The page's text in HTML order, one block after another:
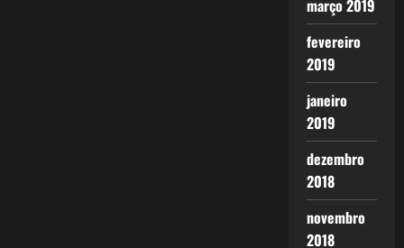
março 2019
fevereiro
2019
janeiro
2019
dezembro
2018
novembro
2018